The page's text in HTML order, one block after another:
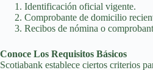
Identificación oficial vigente.
Comprobante de domicilio
Recibos de nómina o
Conoce Los Requisitos Básicos
Scotiabank establece ciertos criterios